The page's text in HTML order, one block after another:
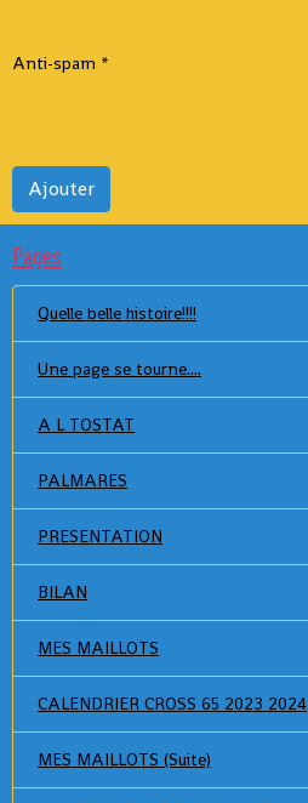
Anti-spam
Ajouter
Pages
Quelle belle histoire!!!!
Une page se tourne....
A L TOSTAT
PALMARES
PRESENTATION
BILAN
MES MAILLOTS
CALENDRIER CROSS 65 2023 2024
MES MAILLOTS (Suite)